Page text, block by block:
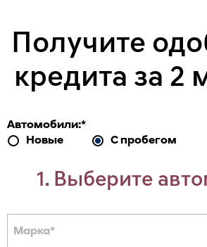
Получите
кредита за 2
Автомобили:*
Новые
С пробегом
1. Выберите
Марка*